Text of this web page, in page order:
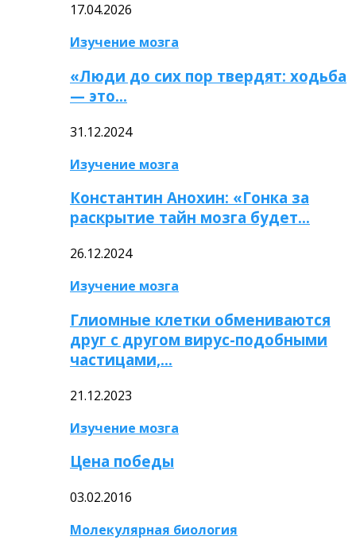
17.04.2026
Изучение мозга
«Люди до сих пор твердят: ходьба
— это…
31.12.2024
Изучение мозга
Константин Анохин: «Гонка за
раскрытие тайн мозга будет…
26.12.2024
Изучение мозга
Глиомные клетки обмениваются
друг с другом вирус-подобными
частицами,…
21.12.2023
Изучение мозга
Цена победы
03.02.2016
Молекулярная биология